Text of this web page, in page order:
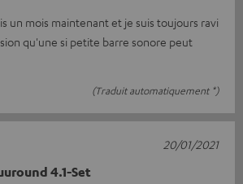
un mois maintenant et je suis toujours ravi
qu'une si petite barre sonore peut
(Traduit automatiquement *)
4.1-Set
20/01/2021